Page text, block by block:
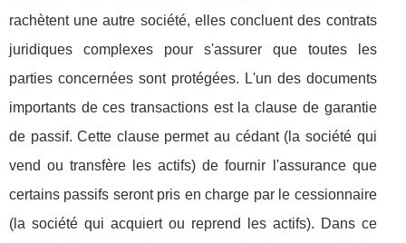
rachètent une autre société, elles concluent des contrats
juridiques complexes pour s'assurer que toutes les
parties concernées sont protégées. L'un des documents
importants de ces transactions est la clause de garantie
de passif. Cette clause permet au cédant (la société qui
vend ou transfère les actifs) de fournir l'assurance que
certains passifs seront pris en charge par le cessionnaire
(la société qui acquiert ou reprend les actifs). Dans ce